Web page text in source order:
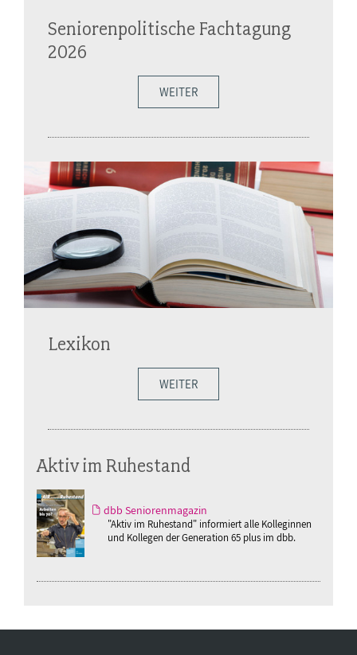
Seniorenpolitische Fachtagung
2026
WEITER
Lexikon
WEITER
Aktiv im Ruhestand
dbb Seniorenmagazin
"Aktiv im Ruhestand" informiert alle Kolleginnen
und Kollegen der Generation 65 plus im dbb.